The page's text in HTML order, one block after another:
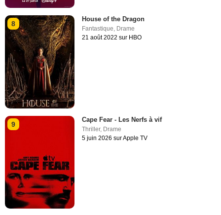
8
House of the Dragon
Fantastique, Drame
21 août 2022 sur HBO
9
Cape Fear - Les Nerfs à vif
Thriller, Drame
5 juin 2026 sur Apple TV